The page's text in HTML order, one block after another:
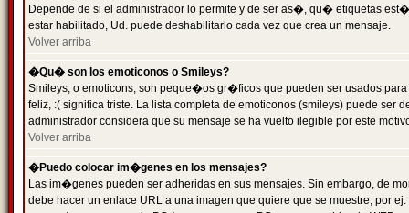
Depende de si el administrador lo permite y de ser as�, qu� etiquetas
estar habilitado, Ud. puede deshabilitarlo cada vez que crea un mensaje.
Volver arriba
�Qu� son los emoticonos o Smileys?
Smileys, o emoticons, son peque�os gr�ficos que pueden ser usados
feliz, :( significa triste. La lista completa de emoticonos (smileys) puede
administrador considera que su mensaje se ha vuelto ilegible por este
Volver arriba
�Puedo colocar im�genes en los mensajes?
Las im�genes pueden ser adheridas en sus mensajes. Sin embargo, de
debe hacer un enlace URL a una imagen que quiere que se muestre, por